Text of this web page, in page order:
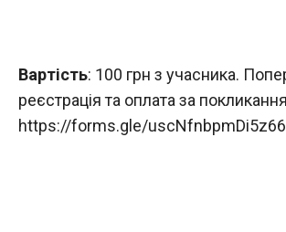
Вартість: 100 грн з учасника.
реєстрація та оплата за
https://forms.gle/